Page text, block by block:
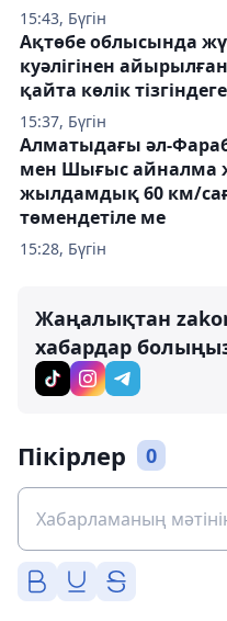
15:43, Бүгін
15:37, Бүгін
Ақтөбе облысында
куәлігінен
қайта көлік
15:28, Бүгін
Алматыдағы әл-
мен Шығыс айналма
жылдамдық 60 км/
төмендетіле ме
Жаңалықтан
хабардар
Пікірлер 0